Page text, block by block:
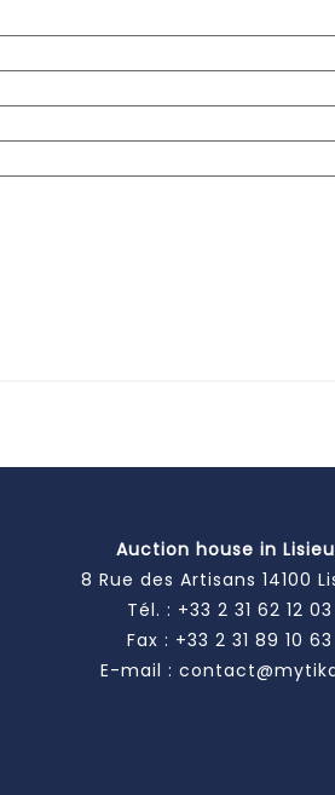
Auction house in
8 Rue des Artisans 14100
Tél. : +33 2 31 62 12 03
Fax : +33 2 31 89 10 63
E-mail :